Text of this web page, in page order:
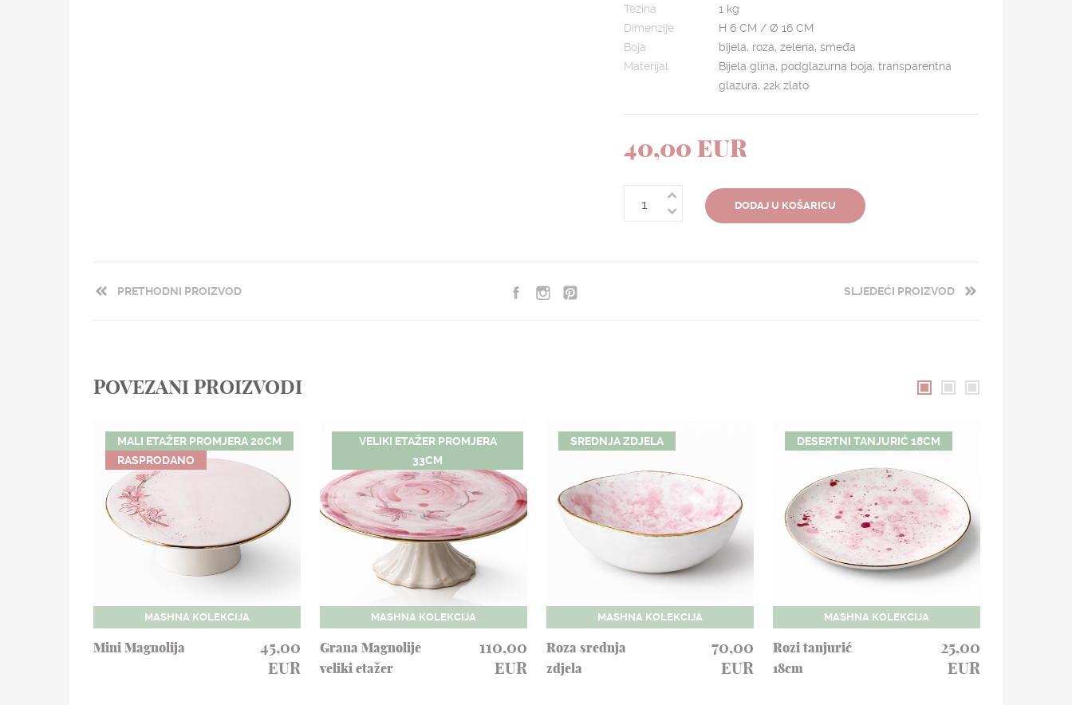
Težina
1 kg
Dimenzije
H 6 CM / Ø 16 CM
Boja
bijela, roza, zelena, smeđa
Materijal
Bijela glina, podglazurna boja, transparentna
glazura, 22k zlato
40,00 EUR
DODAJ U KOŠARICU
PRETHODNI PROIZVOD SLJEDEĆI PROIZVOD
POVEZANI PROIZVODI
MALI ETAŽER PROMJERA 20CM
RASPRODANO
MASHNA KOLEKCIJA
Mini Magnolija
45,00
EUR
VELIKI ETAŽER PROMJERA
33CM
MASHNA KOLEKCIJA
Grana Magnolije
veliki etažer
110,00
EUR
SREDNJA ZDJELA
MASHNA KOLEKCIJA
Roza srednja
zdjela
70,00
EUR
DESERTNI TANJURIĆ 18CM
MASHNA KOLEKCIJA
Rozi tanjurić
18cm
25,00
EUR